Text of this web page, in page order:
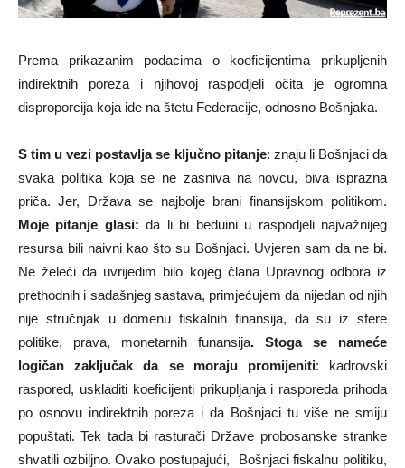
Prema prikazanim podacima o koeficijentima prikupljenih
indirektnih poreza i njihovoj raspodjeli očita je ogromna
disproporcija koja ide na štetu Federacije, odnosno Bošnjaka.
S tim u vezi postavlja se ključno pitanje: znaju li Bošnjaci da
svaka politika koja se ne zasniva na novcu, biva isprazna
priča. Jer, Država se najbolje brani finansijskom politikom.
Moje pitanje glasi: da li bi beduini u raspodjeli najvažnijeg
resursa bili naivni kao što su Bošnjaci. Uvjeren sam da ne bi.
Ne želeći da uvrijedim bilo kojeg člana Upravnog odbora iz
prethodnih i sadašnjeg sastava, primjećujem da nijedan od njih
nije stručnjak u domenu fiskalnih finansija, da su iz sfere
politike, prava, monetarnih funansija. Stoga se nameće
logičan zaključak
da se moraju promijeniti: kadrovski
raspored, uskladiti koeficijenti prikupljanja i rasporeda prihoda
po osnovu indirektnih poreza i da Bošnjaci tu više ne smiju
popuštati. Tek tada bi rasturači Države probosanske stranke
shvatili ozbiljno. Ovako postupajući, Bošnjaci fiskalnu politiku,